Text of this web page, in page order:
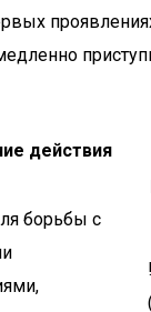
действия
борьбы с